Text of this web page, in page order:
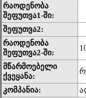
რაოდენობა
შეფუთვა1-ში:
შეფუთვა2:
რაოდენობა
შეფუთვა2-ში:
მწარმოებელი
ქვეყანა:
კომპანია: